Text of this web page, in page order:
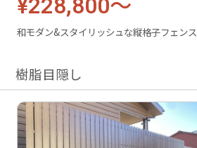
¥228,800～
和モダン&スタイリッシュな縦格子フェンス
樹脂目隠し